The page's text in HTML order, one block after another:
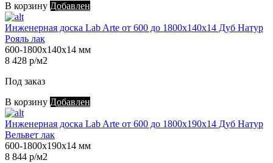
В корзину Добавлен
Инженерная доска Lab Arte от 600 до 1800х140х14 Дуб Натур
Рояль лак
600-1800х140х14 мм
8 428 р/м2
Под заказ
В корзину Добавлен
Инженерная доска Lab Arte от 600 до 1800х190х14 Дуб Натур
Вельвет лак
600-1800х190х14 мм
8 844 р/м2